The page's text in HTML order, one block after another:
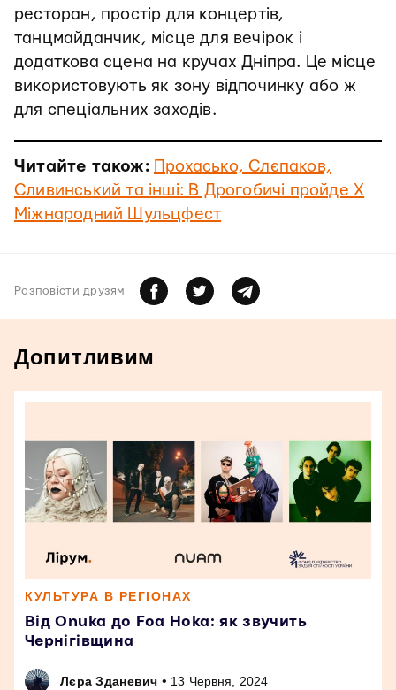
ресторан, простір для концертів,
танцмайданчик, місце для вечірок і
додаткова сцена на кручах Дніпра. Це місце
використовують як зону відпочинку або ж
для спеціальних заходів.
Читайте також: Прохасько, Слєпаков,
Сливинський та інші: В Дрогобичі пройде Х
Міжнародний Шульцфест
Розповiсти друзям
Допитливим
КУЛЬТУРА В РЕГІОНАХ
Від Onuka до Foa Hoka: як звучить
Чернігівщина
Лєра Зданевич • 13 Червня, 2024